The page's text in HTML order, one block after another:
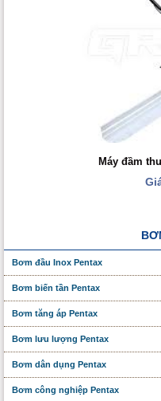
Máy đầm
Bơm đầu Inox Pentax
Bơm biến tần Pentax
Bơm tăng áp Pentax
Bơm lưu lượng Pentax
Bơm dân dụng Pentax
Bơm công nghiệp Pentax